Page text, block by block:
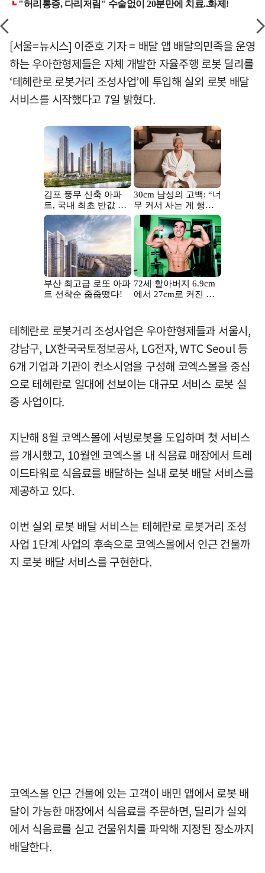
[서울=뉴시스] 이준호 기자 = 배달 앱 배달의민족을 운영
하는 우아한형제들은 자체 개발한 자율주행 로봇 딜리를
‘테헤란로 로봇거리 조성사업’에 투입해 실외 로봇 배달
서비스를 시작했다고 7일 밝혔다.
테헤란로 로봇거리 조성사업은 우아한형제들과 서울시,
강남구, LX한국국토정보공사, LG전자, WTC Seoul 등
6개 기업과 기관이 컨소시엄을 구성해 코엑스몰을 중심
으로 테헤란로 일대에 선보이는 대규모 서비스 로봇 실
증 사업이다.
지난해 8월 코엑스몰에 서빙로봇을 도입하며 첫 서비스
를 개시했고, 10월엔 코엑스몰 내 식음료 매장에서 트레
이드타워로 식음료를 배달하는 실내 로봇 배달 서비스를
제공하고 있다.
이번 실외 로봇 배달 서비스는 테헤란로 로봇거리 조성
사업 1단계 사업의 후속으로 코엑스몰에서 인근 건물까
지 로봇 배달 서비스를 구현한다.
코엑스몰 인근 건물에 있는 고객이 배민 앱에서 로봇 배
달이 가능한 매장에서 식음료를 주문하면, 딜리가 실외
에서 식음료를 싣고 건물위치를 파악해 지정된 장소까지
배달한다.